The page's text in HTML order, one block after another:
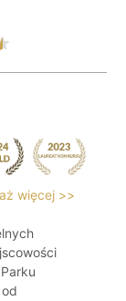
więcej >>